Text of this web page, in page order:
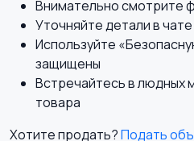
Комбинезоны
Внимательно смотрите
Уточняйте детали в
Используйте
защищены
Встречайтесь в людных
товара
Хотите продать?Подать